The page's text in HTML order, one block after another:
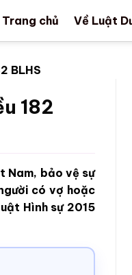
Trang chủ Về Luật
BLHS
182
Nam, bảo vệ sự
có vợ hoặc
Hình sự 2015